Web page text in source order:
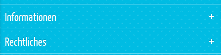
Informationen
Rechtliches